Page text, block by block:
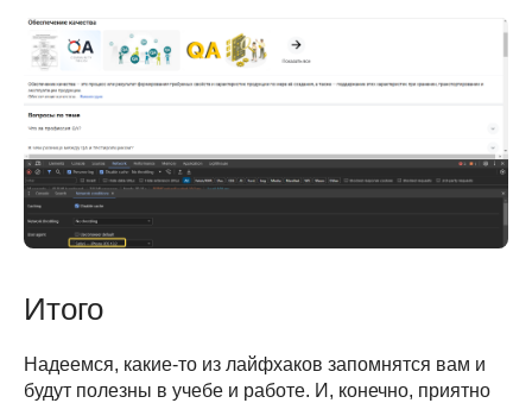
Итого
Надеемся, какие-то из лайфхаков запомнятся вам и
будут полезны в учебе и работе. И, конечно, приятно